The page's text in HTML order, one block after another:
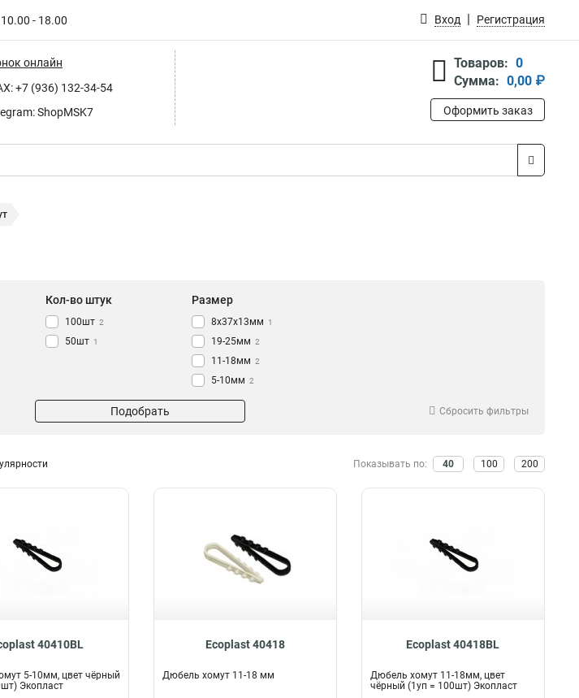
10.00 - 18.00 Вход Регистрация
онлайн
+7 (936) 132-34-54
ShopMSK7
Товаров: 0
Сумма: 0,00 ₽
Оформить заказ
Кол-во штук
100шт 2
50шт 1
Размер
8х37х13мм 1
19-25мм 2
11-18мм 2
5-10мм 2
Подобрать Сбросить фильтры
Показывать по: 40 100 200
40410BL
5-10мм, цвет чёрный
Экопласт
Ecoplast 40418
Дюбель хомут 11-18 мм
Ecoplast 40418BL
Дюбель хомут 11-18мм, цвет
чёрный (1уп = 100шт) Экопласт